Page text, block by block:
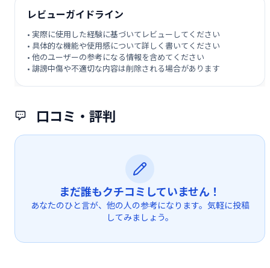
口コミ・評判
まだ誰もクチコミしていません！
あなたのひと言が、他の人の参考になります。気軽に投稿
してみましょう。
レビューガイドライン
• 実際に使用した経験に基づいてレビューしてください
• 具体的な機能や使用感について詳しく書いてください
• 他のユーザーの参考になる情報を含めてください
• 誹謗中傷や不適切な内容は削除される場合があります